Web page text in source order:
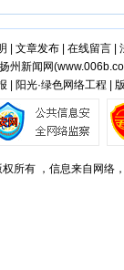
文章发布| 在线留言|
扬州新闻网(
| 阳光·绿色网络工程 |
所有 ，信息来自网络